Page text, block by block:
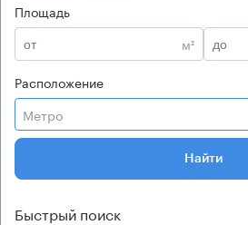
Площадь
м²
Расположение
Метро
Найти
Быстрый поиск